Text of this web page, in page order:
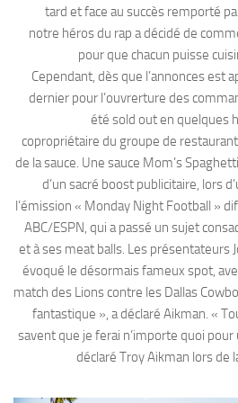
tard et face au succès remporté
notre héros du rap a décidé de
pour que chacun puisse
Cependant, dès que l’annonces est
dernier pour l’ouvrerture des
été sold out en quelques
copropriétaire du groupe de
de la sauce. Une sauce Mom’s
d’un sacré boost publicitaire, lors
l’émission « Monday Night Football »
ABC/ESPN, qui a passé un sujet
et à ses meat balls. Les présentateurs
évoqué le désormais fameux spot,
match des Lions contre les Dallas
fantastique », a déclaré Aikman. «
savent que je ferai n’importe quoi
déclaré Troy Aikman lors de